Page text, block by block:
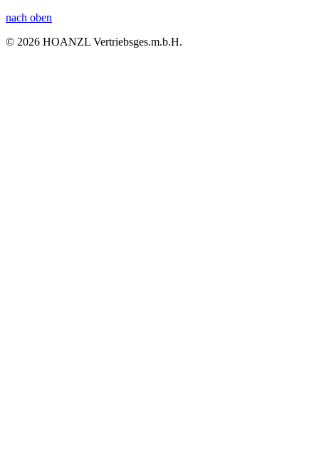
nach oben
© 2026 HOANZL Vertriebsges.m.b.H.